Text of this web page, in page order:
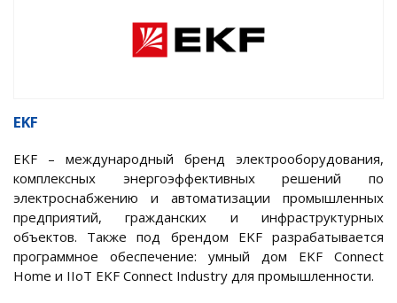
EKF
EKF – международный бренд электрооборудования,
комплексных энергоэффективных решений по
электроснабжению и автоматизации промышленных
предприятий, гражданских и инфраструктурных
объектов. Также под брендом EKF разрабатывается
программное обеспечение: умный дом EKF Connect
Home и IIoT EKF Connect Industry для промышленности.